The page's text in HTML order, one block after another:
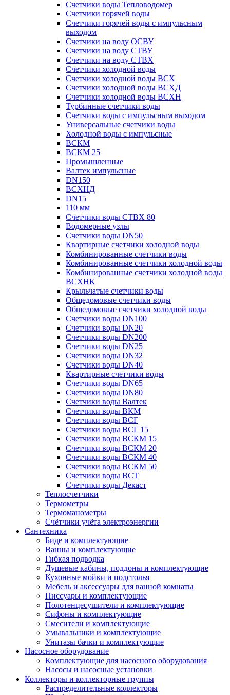
Счетчики воды Тепловодомер
Счетчики горячей воды
Счетчики горячей воды с импульсным
выходом
Счетчики на воду ОСВУ
Счетчики на воду СТВУ
Счетчики на воду СТВХ
Счетчики холодной воды
Счетчики холодной воды ВСХ
Счетчики холодной воды ВСХД
Счетчики холодной воды ВСХН
Турбинные счетчики воды
Счетчики воды с импульсным выходом
Универсальные счетчики воды
Холодной воды с импульсные
ВСКМ
ВСКМ 25
Промышленные
Валтек импульсные
DN150
ВСХНД
DN15
110 мм
Счетчики воды СТВХ 80
Водомерные узлы
Счетчики воды DN50
Квартирные счетчики холодной воды
Комбинированные счетчики воды
Комбинированные счетчики холодной воды
Комбинированные счетчики холодной воды
ВСХНК
Крыльчатые счетчики воды
Общедомовые счетчики воды
Общедомовые счетчики холодной воды
Счетчики воды DN100
Счетчики воды DN20
Счетчики воды DN200
Счетчики воды DN25
Счетчики воды DN32
Счетчики воды DN40
Квартирные счетчики воды
Счетчики воды DN65
Счетчики воды DN80
Счетчики воды Валтек
Счетчики воды ВКМ
Счетчики воды ВСГ
Счетчики воды ВСГ 15
Счетчики воды ВСКМ 15
Счетчики воды ВСКМ 20
Счетчики воды ВСКМ 40
Счетчики воды ВСКМ 50
Счетчики воды ВСТ
Счетчики воды Декаст
Теплосчетчики
Термометры
Термоманометры
Счётчики учёта электроэнергии
Сантехника
Биде и комплектующие
Ванны и комплектующие
Гибкая подводка
Душевые кабины, поддоны и комплектующие
Кухонные мойки и подстолья
Мебель и аксессуары для ванной комнаты
Писсуары и комплектующие
Полотенцесушители и комплектующие
Сифоны и комплектующие
Смесители и комплектующие
Умывальники и комплектующие
Унитазы бачки и комплектующие
Насосное оборудование
Комплектующие для насосного оборудования
Насосы и насосные установки
Коллекторы и коллекторные группы
Распределительные коллекторы